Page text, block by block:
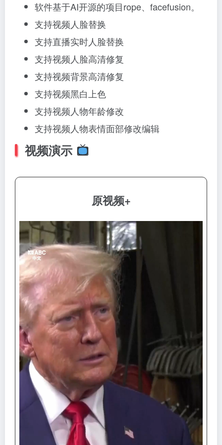
软件基于AI开源的项目rope、facefusion。
支持视频人脸替换
支持直播实时人脸替换
支持视频人脸高清修复
支持视频背景高清修复
支持视频黑白上色
支持视频人物年龄修改
支持视频人物表情面部修改编辑
视频演示
原视频+